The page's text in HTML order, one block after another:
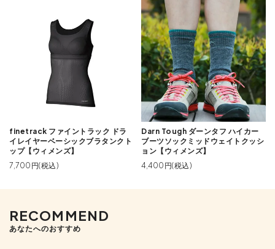
finetrack ファイントラック ドラ
イレイヤーベーシックブラタンクト
ップ【ウィメンズ】
7,700円(税込)
Darn Tough ダーンタフ ハイカー
ブーツソックミッドウェイトクッシ
ョン【ウィメンズ】
4,400円(税込)
RECOMMEND
あなたへのおすすめ